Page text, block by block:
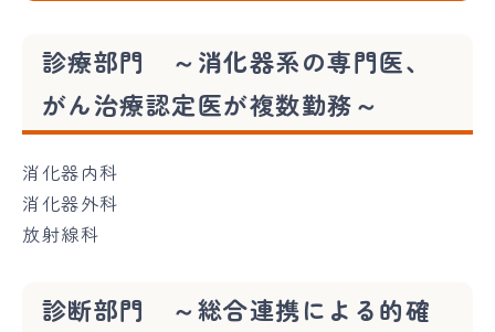
診療部門 ～消化器系の専門医、
がん治療認定医が複数勤務～
消化器内科
消化器外科
放射線科
診断部門 ～総合連携による的確